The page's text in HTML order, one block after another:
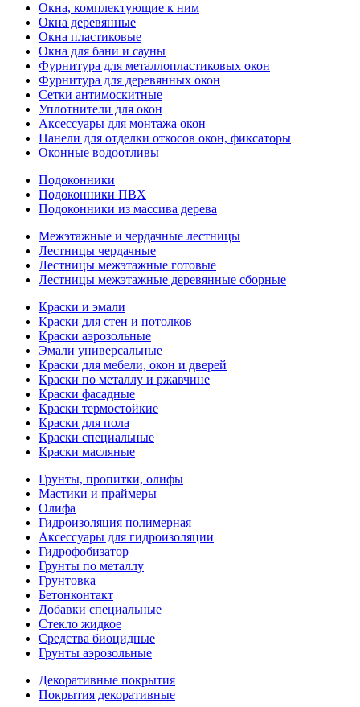
Окна, комплектующие к ним
Окна деревянные
Окна пластиковые
Окна для бани и сауны
Фурнитура для металлопластиковых окон
Фурнитура для деревянных окон
Сетки антимоскитные
Уплотнители для окон
Аксессуары для монтажа окон
Панели для отделки откосов окон, фиксаторы
Оконные водоотливы
Подоконники
Подоконники ПВХ
Подоконники из массива дерева
Межэтажные и чердачные лестницы
Лестницы чердачные
Лестницы межэтажные готовые
Лестницы межэтажные деревянные сборные
Краски и эмали
Краски для стен и потолков
Краски аэрозольные
Эмали универсальные
Краски для мебели, окон и дверей
Краски по металлу и ржавчине
Краски фасадные
Краски термостойкие
Краски для пола
Краски специальные
Краски масляные
Грунты, пропитки, олифы
Мастики и праймеры
Олифа
Гидроизоляция полимерная
Аксессуары для гидроизоляции
Гидрофобизатор
Грунты по металлу
Грунтовка
Бетонконтакт
Добавки специальные
Стекло жидкое
Средства биоцидные
Грунты аэрозольные
Декоративные покрытия
Покрытия декоративные